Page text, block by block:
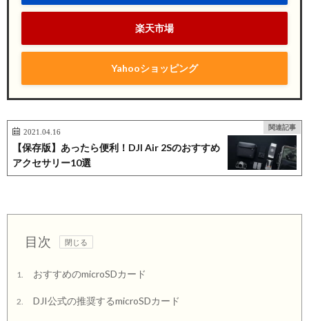
楽天市場
Yahooショッピング
関連記事
2021.04.16
【保存版】あったら便利！DJI Air 2Sのおすすめ
アクセサリー10選
目次
1. おすすめのmicroSDカード
2. DJI公式の推奨するmicroSDカード